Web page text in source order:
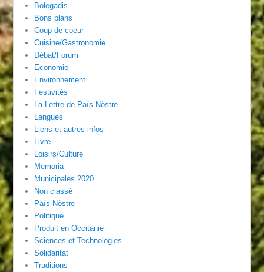
Bolegadis
Bons plans
Coup de coeur
Cuisine/Gastronomie
Débat/Forum
Economie
Environnement
Festivités
La Lettre de País Nòstre
Langues
Liens et autres infos
Livre
Loisirs/Culture
Memoria
Municipales 2020
Non classé
País Nòstre
Politique
Produit en Occitanie
Sciences et Technologies
Solidaritat
Traditions